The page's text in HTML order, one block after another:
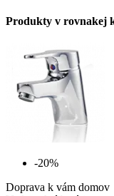
Produkty v rovnakej
-20%
Doprava k vám domov